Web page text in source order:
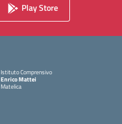
Play Store
Istituto Comprensivo
Enrico Mattei
Matelica